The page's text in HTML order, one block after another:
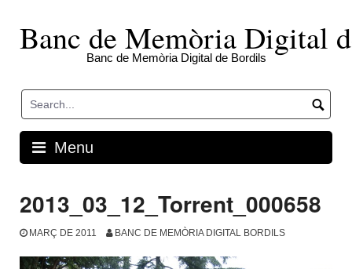
contentBanc de Memòria Digital
Banc de Memòria Digital de Bordils
Menu
2013_03_12_Torrent_000658
MARÇ DE 2011 BANC DE MEMÒRIA DIGITAL BORDILS